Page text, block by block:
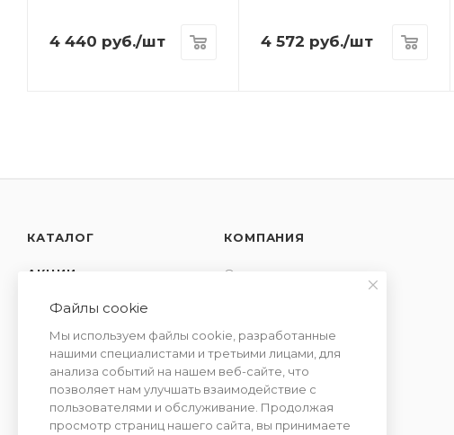
4 440 руб./шт 4 572 руб./шт
КАТАЛОГ
АКЦИИ
УСЛУГИ
КОМПАНИЯ
О компании
Отзывы
Сотрудничество
Файлы cookie
Мы используем файлы cookie, разработанные
нашими специалистами и третьими лицами, для
анализа событий на нашем веб-сайте, что
позволяет нам улучшать взаимодействие с
пользователями и обслуживание. Продолжая
просмотр страниц нашего сайта, вы принимаете